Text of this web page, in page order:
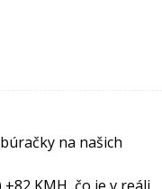
na našich